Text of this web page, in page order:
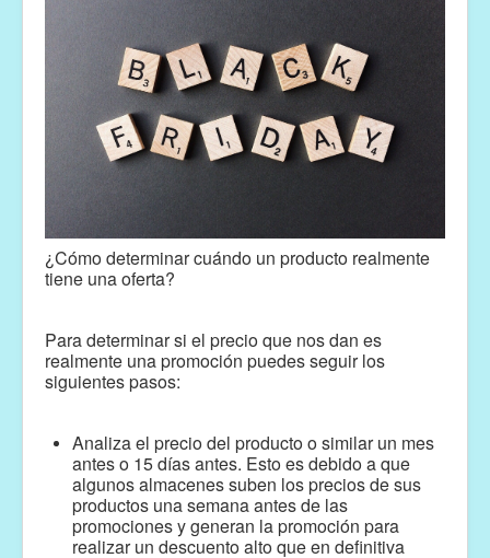
¿Cómo determinar cuándo un producto realmente
tiene una oferta?
Para determinar si el precio que nos dan es
realmente una promoción puedes seguir los
siguientes pasos:
Analiza el precio del producto o similar un mes
antes o 15 días antes. Esto es debido a que
algunos almacenes suben los precios de sus
productos una semana antes de las
promociones y generan la promoción para
realizar un descuento alto que en definitiva